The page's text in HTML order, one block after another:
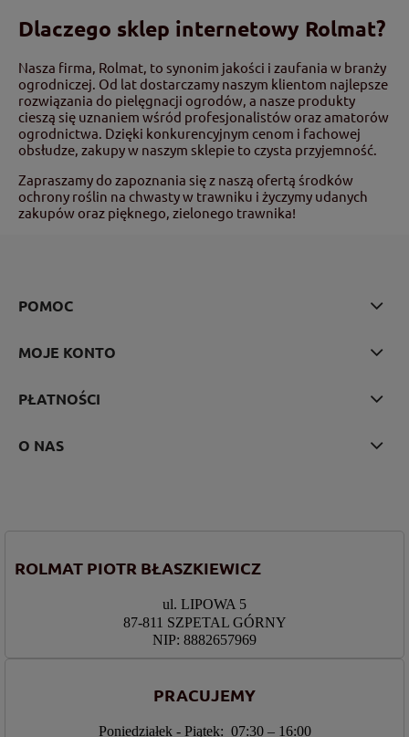
Dlaczego sklep internetowy Rolmat?
Nasza firma, Rolmat, to synonim jakości i zaufania w branży
ogrodniczej. Od lat dostarczamy naszym klientom najlepsze
rozwiązania do pielęgnacji ogrodów, a nasze produkty
cieszą się uznaniem wśród profesjonalistów oraz amatorów
ogrodnictwa. Dzięki konkurencyjnym cenom i fachowej
obsłudze, zakupy w naszym sklepie to czysta przyjemność.
Zapraszamy do zapoznania się z naszą ofertą środków
ochrony roślin na chwasty w trawniku i życzymy udanych
zakupów oraz pięknego, zielonego trawnika!
POMOC
MOJE KONTO
PŁATNOŚCI
O NAS
ROLMAT PIOTR BŁASZKIEWICZ
ul. LIPOWA 5
87-811 SZPETAL GÓRNY
NIP: 8882657969
PRACUJEMY
Poniedziałek - Piątek: 07:30 – 16:00